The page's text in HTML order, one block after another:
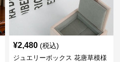
¥2,480 (税込)
ジュエリーボックス 花唐草模様